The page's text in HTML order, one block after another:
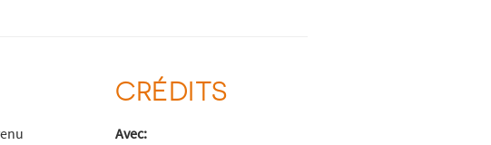
CRÉDITS
Avec: